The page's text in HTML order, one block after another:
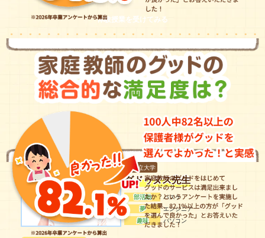
体験授業を受けてみる
国公立大学
グドゥヌス先生
部活動
バスケ
夢
エンジニア
趣味
パソコン